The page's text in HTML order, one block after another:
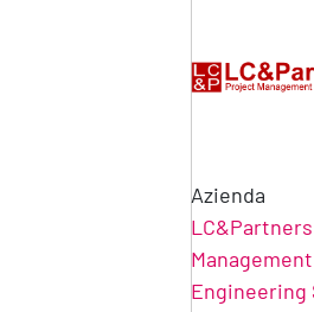
Azienda
Engineering